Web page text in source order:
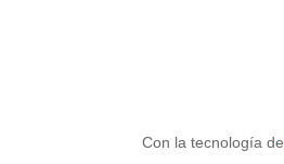
Con la tecnología de